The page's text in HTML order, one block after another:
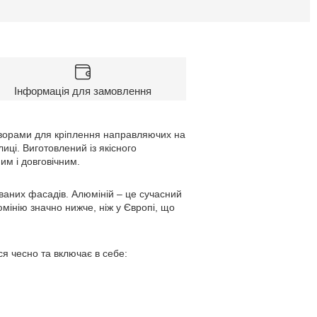
Інформація для замовлення
для кріплення направляючих на
Виготовлений із якісного
і довговічним.
фасадів. Алюміній – це сучасний
значно нижче, ніж у Європі, що
чесно та включає в себе: